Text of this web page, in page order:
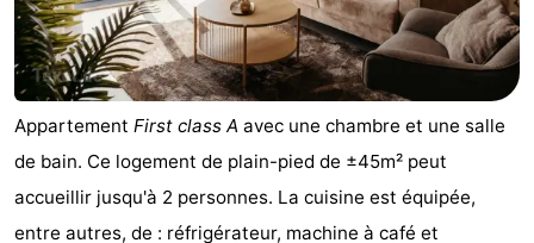
Wadden
manger
Pratiques
Forum
Route
Ferry
-
Appartement First class A avec une chambre et une salle
de bain. Ce logement de plain-pied de ±45m² peut
accueillir jusqu'à 2 personnes. La cuisine est équipée,
entre autres, de : réfrigérateur, machine à café et